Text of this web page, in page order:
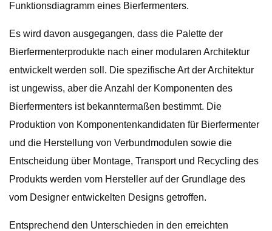
Funktionsdiagramm eines Bierfermenters.
Es wird davon ausgegangen, dass die Palette der
Bierfermenterprodukte nach einer modularen Architektur
entwickelt werden soll. Die spezifische Art der Architektur
ist ungewiss, aber die Anzahl der Komponenten des
Bierfermenters ist bekanntermaßen bestimmt. Die
Produktion von Komponentenkandidaten für Bierfermenter
und die Herstellung von Verbundmodulen sowie die
Entscheidung über Montage, Transport und Recycling des
Produkts werden vom Hersteller auf der Grundlage des
vom Designer entwickelten Designs getroffen.
Entsprechend den Unterschieden in den erreichten